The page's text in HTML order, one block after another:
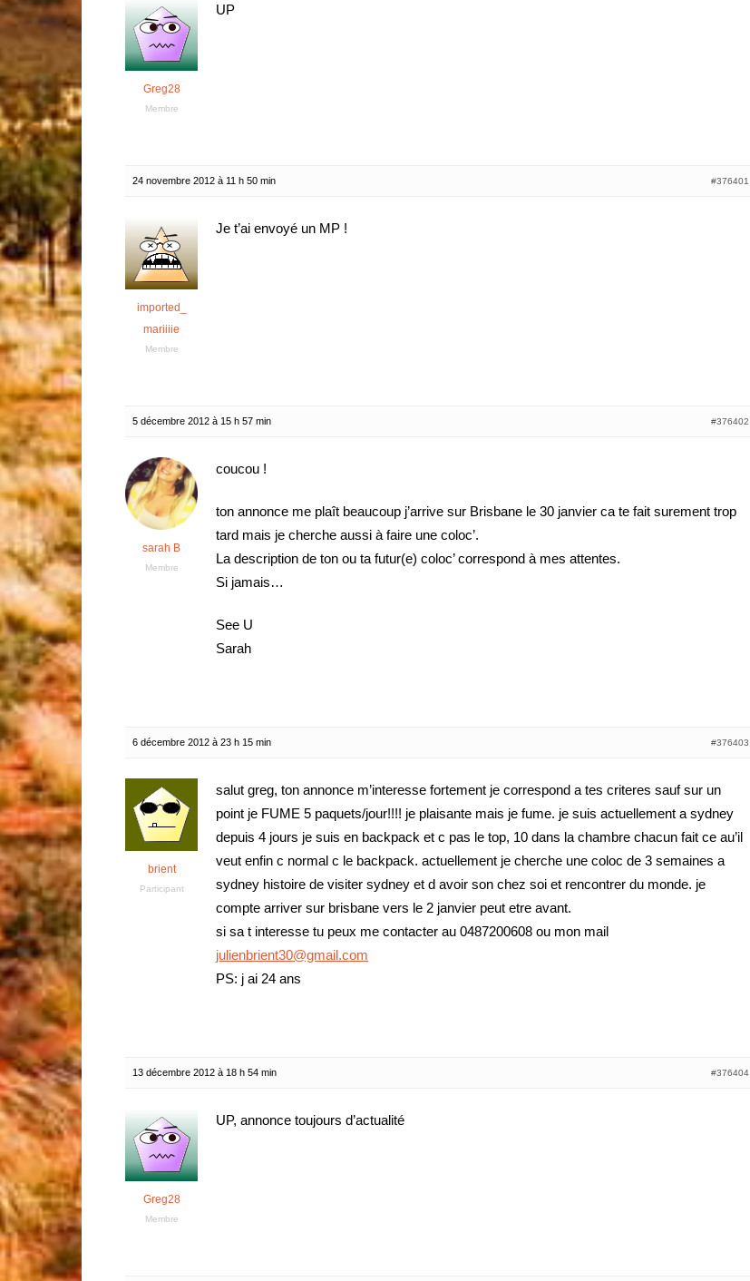
Greg28
Membre
UP
24 novembre 2012 à 11 h 50 min #376401
imported_
mariiiie
Membre
Je t’ai envoyé un MP !
5 décembre 2012 à 15 h 57 min #376402
sarah B
Membre
coucou !
ton annonce me plaît beaucoup j’arrive sur Brisbane le 30 janvier ca te fait surement trop
tard mais je cherche aussi à faire une coloc’.
La description de ton ou ta futur(e) coloc’ correspond à mes attentes.
Si jamais…
See U
Sarah
6 décembre 2012 à 23 h 15 min #376403
brient
Participant
salut greg, ton annonce m’interesse fortement je correspond a tes criteres sauf sur un
point je FUME 5 paquets/jour!!!! je plaisante mais je fume. je suis actuellement a sydney
depuis 4 jours je suis en backpack et c pas le top, 10 dans la chambre chacun fait ce au’il
veut enfin c normal c le backpack. actuellement je cherche une coloc de 3 semaines a
sydney histoire de visiter sydney et d avoir son chez soi et rencontrer du monde. je
compte arriver sur brisbane vers le 2 janvier peut etre avant.
si sa t interesse tu peux me contacter au 0487200608 ou mon mail
julienbrient30@gmail.com
PS: j ai 24 ans
13 décembre 2012 à 18 h 54 min #376404
Greg28
Membre
UP, annonce toujours d’actualité